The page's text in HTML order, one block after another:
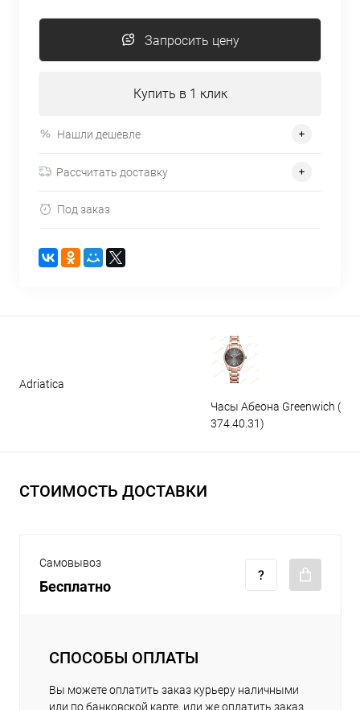
Запросить цену
Купить в 1 клик
Нашли дешевле
Рассчитать доставку
Под заказ
Adriatica
Часы Абеона Greenwich (GW
374.40.31)
СТОИМОСТЬ ДОСТАВКИ
Самовывоз
Бесплатно
СПОСОБЫ ОПЛАТЫ
Вы можете оплатить заказ курьеру наличными
или по банковской карте, или же оплатить заказ